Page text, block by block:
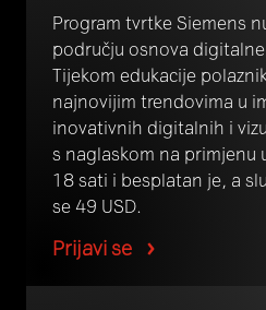
Program tvrtke Siemens
području osnova
Tijekom edukacije
najnovijim trendovima u
inovativnih digitalnih i
s naglaskom na primjenu
18 sati i besplatan je, a
se 49 USD.
Prijavi se